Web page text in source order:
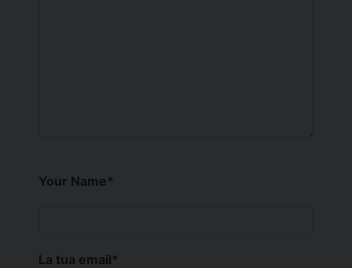
Your Name*
La tua email*